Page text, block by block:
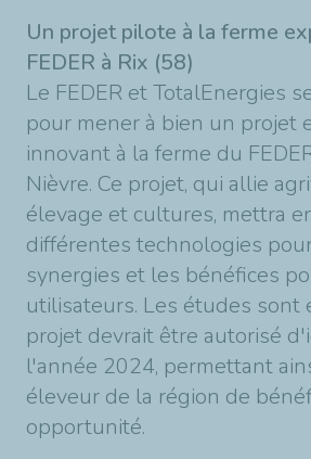
Un projet pilote à la ferme
FEDER à Rix (58)
Le FEDER et TotalEnergies
pour mener à bien un projet
innovant à la ferme du
Nièvre. Ce projet, qui allie
élevage et cultures, mettra
différentes technologies
synergies et les bénéfices
utilisateurs. Les études sont
projet devrait être autorisé
l'année 2024, permettant
éleveur de la région de
opportunité.